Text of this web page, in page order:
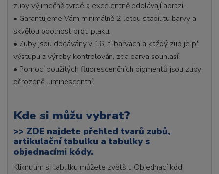
zuby výjimečně tvrdé a excelentně odolávají abrazi.
• Garantujeme Vám minimálně 2 letou stabilitu barvy a
skvělou odolnost proti plaku.
• Zuby jsou dodávány v 16-ti barvách a každý zub je při
výstupu z výroby kontrolován, zda barva souhlasí.
• Pomocí použitých fluorescenčních pigmentů jsou zuby
přirozeně luminescentní.
Kde si můžu vybrat?
>> ZDE najdete přehled tvarů zubů,
artikulační tabulku a tabulky s
objednacími kódy.
Kliknutím si tabulku můžete zvětšit. Objednací kód